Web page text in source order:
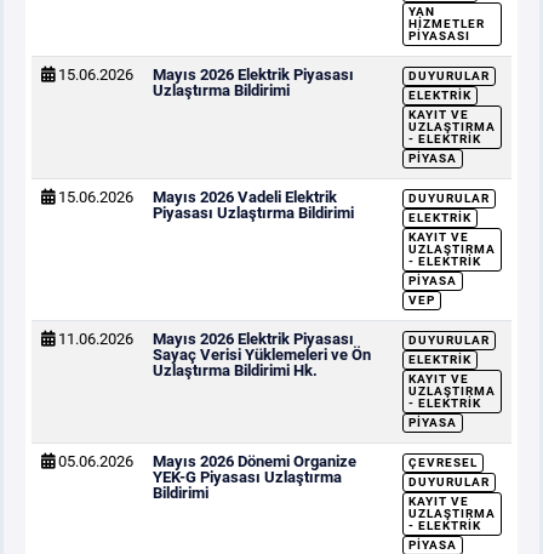
YAN
HIZMETLER
PIYASASI
15.06.2026
Mayıs 2026 Elektrik Piyasası
Uzlaştırma Bildirimi
DUYURULAR
ELEKTRIK
KAYIT VE
UZLAŞTIRMA
- ELEKTRIK
PIYASA
15.06.2026
Mayıs 2026 Vadeli Elektrik
Piyasası Uzlaştırma Bildirimi
DUYURULAR
ELEKTRIK
KAYIT VE
UZLAŞTIRMA
- ELEKTRIK
PIYASA
VEP
11.06.2026
Mayıs 2026 Elektrik Piyasası
Sayaç Verisi Yüklemeleri ve Ön
Uzlaştırma Bildirimi Hk.
DUYURULAR
ELEKTRIK
KAYIT VE
UZLAŞTIRMA
- ELEKTRIK
PIYASA
05.06.2026
Mayıs 2026 Dönemi Organize
YEK-G Piyasası Uzlaştırma
Bildirimi
ÇEVRESEL
DUYURULAR
KAYIT VE
UZLAŞTIRMA
- ELEKTRIK
PIYASA